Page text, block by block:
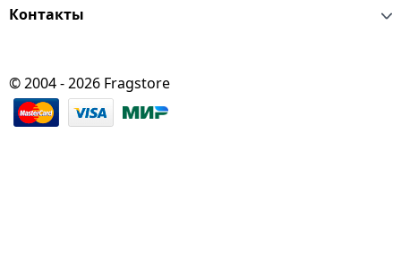
Контакты
© 2004 - 2026 Fragstore